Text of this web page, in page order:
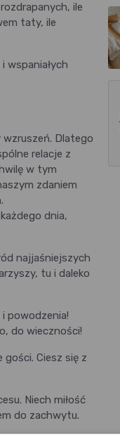
ile
taty, ile
wspaniałych
Dlatego
relacje z
w tym
zdaniem
dnia,
najjaśniejszych
tu i daleko
powodzenia!
do wieczności!
Ciesz się z
Niech miłość
do zachwytu.